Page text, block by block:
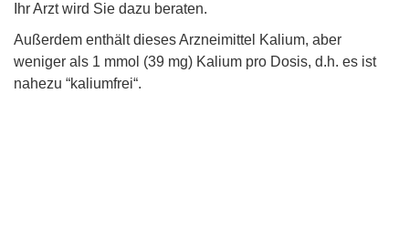
Ihr Arzt wird Sie dazu beraten.
Außerdem enthält dieses Arzneimittel Kalium, aber
weniger als 1 mmol (39 mg) Kalium pro Dosis, d.h. es ist
nahezu “kaliumfrei“.